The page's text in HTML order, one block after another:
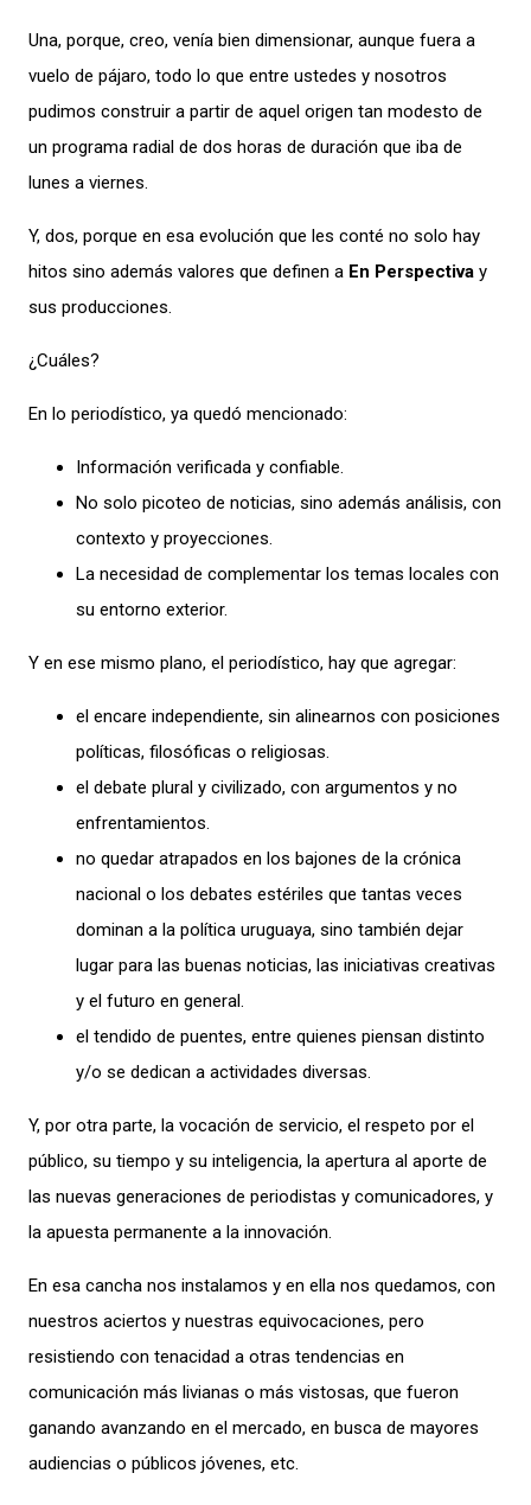
Una, porque, creo, venía bien dimensionar, aunque fuera a
vuelo de pájaro, todo lo que entre ustedes y nosotros
pudimos construir a partir de aquel origen tan modesto de
un programa radial de dos horas de duración que iba de
lunes a viernes.
Y, dos, porque en esa evolución que les conté no solo hay
hitos sino además valores que definen a En Perspectiva y
sus producciones.
¿Cuáles?
En lo periodístico, ya quedó mencionado:
Información verificada y confiable.
No solo picoteo de noticias, sino además análisis, con
contexto y proyecciones.
La necesidad de complementar los temas locales con
su entorno exterior.
Y en ese mismo plano, el periodístico, hay que agregar:
el encare independiente, sin alinearnos con posiciones
políticas, filosóficas o religiosas.
el debate plural y civilizado, con argumentos y no
enfrentamientos.
no quedar atrapados en los bajones de la crónica
nacional o los debates estériles que tantas veces
dominan a la política uruguaya, sino también dejar
lugar para las buenas noticias, las iniciativas creativas
y el futuro en general.
el tendido de puentes, entre quienes piensan distinto
y/o se dedican a actividades diversas.
Y, por otra parte, la vocación de servicio, el respeto por el
público, su tiempo y su inteligencia, la apertura al aporte de
las nuevas generaciones de periodistas y comunicadores, y
la apuesta permanente a la innovación.
En esa cancha nos instalamos y en ella nos quedamos, con
nuestros aciertos y nuestras equivocaciones, pero
resistiendo con tenacidad a otras tendencias en
comunicación más livianas o más vistosas, que fueron
ganando avanzando en el mercado, en busca de mayores
audiencias o públicos jóvenes, etc.